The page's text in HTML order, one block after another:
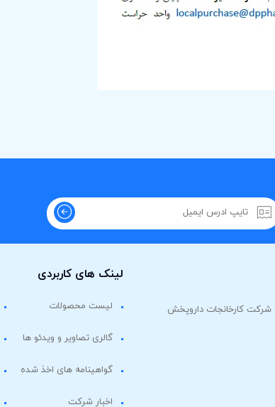
لینک های کاربردی
لیست محصولات
گالری تصاویر و ویدئو ها
گواهینامه های اخذ شده
اخبار شرکت